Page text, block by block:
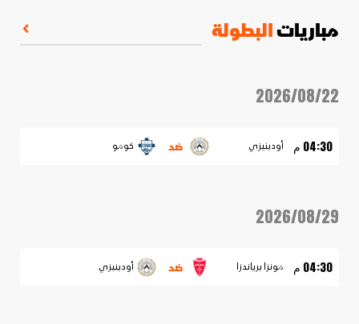
مبارياتالبطولة
2026/08/22
04:30 م أودينيزي ضد كومو
2026/08/29
04:30 م مونزا برياندزا ضد أودينيزي